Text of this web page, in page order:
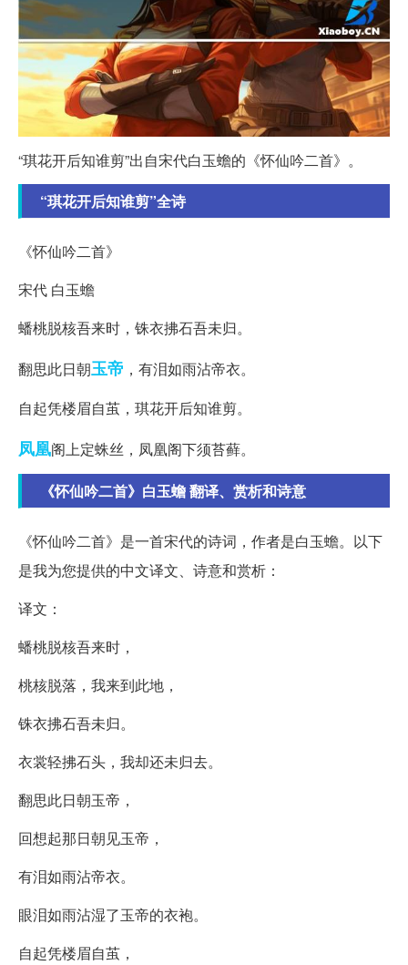
“琪花开后知谁剪”出自宋代白玉蟾的《怀仙吟二首》。
“琪花开后知谁剪”全诗
《怀仙吟二首》
宋代 白玉蟾
蟠桃脱核吾来时，铢衣拂石吾未归。
翻思此日朝玉帝 ，有泪如雨沾帝衣。
自起凭楼眉自茧，琪花开后知谁剪。
凤凰阁上定蛛丝，凤凰阁下须苔藓。
《怀仙吟二首》白玉蟾 翻译、赏析和诗意
《怀仙吟二首》是一首宋代的诗词，作者是白玉蟾。以下
是我为您提供的中文译文、诗意和赏析：
译文：
蟠桃脱核吾来时，
桃核脱落，我来到此地，
铢衣拂石吾未归。
衣裳轻拂石头，我却还未归去。
翻思此日朝玉帝，
回想起那日朝见玉帝，
有泪如雨沾帝衣。
眼泪如雨沾湿了玉帝的衣袍。
自起凭楼眉自茧，